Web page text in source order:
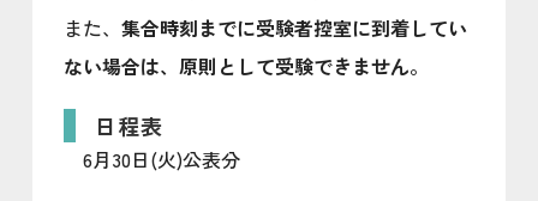
また、集合時刻までに受験者控室に到着してい
ない場合は、原則として受験できません。
日程表
6月30日(火)公表分